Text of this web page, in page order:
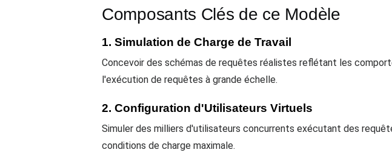
Composants Clés de ce Modèle
1. Simulation de Charge de Travail
Concevoir des schémas de requêtes réalistes reflétant les
l'exécution de requêtes à grande échelle.
2. Configuration d'Utilisateurs Virtuels
Simuler des milliers d'utilisateurs concurrents exécutant des
conditions de charge maximale.